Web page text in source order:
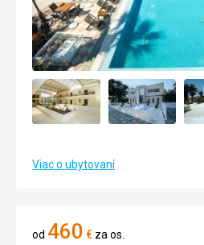
Viac o ubytovaní
od 460 € za os.